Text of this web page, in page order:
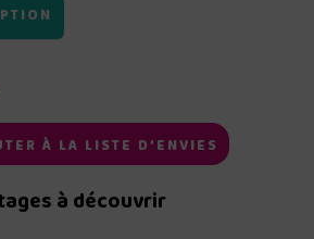
À LA LISTE D’ENVIES
à découvrir